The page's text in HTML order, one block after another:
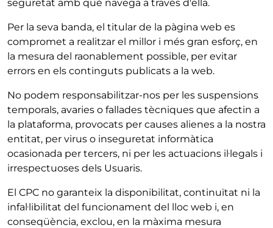
seguretat amb què navega a través d'ella.
Per la seva banda, el titular de la pàgina web es
compromet a realitzar el millor i més gran esforç, en
la mesura del raonablement possible, per evitar
errors en els continguts publicats a la web.
No podem responsabilitzar-nos per les suspensions
temporals, avaries o fallades tècniques que afectin a
la plataforma, provocats per causes alienes a la nostra
entitat, per virus o inseguretat informàtica
ocasionada per tercers, ni per les actuacions il·legals i
irrespectuoses dels Usuaris.
El CPC no garanteix la disponibilitat, continuïtat ni la
infal·libilitat del funcionament del lloc web i, en
conseqüència, exclou, en la màxima mesura